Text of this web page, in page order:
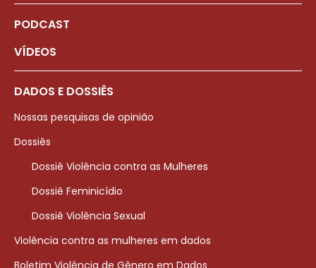
PODCAST
VÍDEOS
DADOS E DOSSIÊS
Nossas pesquisas de opinião
Dossiês
Dossiê Violência contra as Mulheres
Dossiê Feminicídio
Dossiê Violência Sexual
Violência contra as mulheres em dados